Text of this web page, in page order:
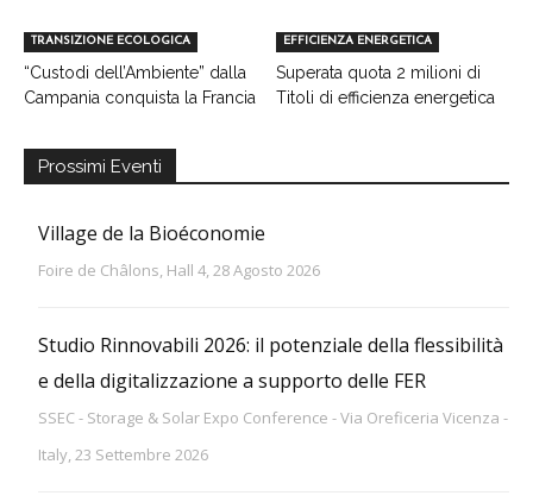
TRANSIZIONE ECOLOGICA
“Custodi dell’Ambiente” dalla
Campania conquista la Francia
EFFICIENZA ENERGETICA
Superata quota 2 milioni di
Titoli di efficienza energetica
Prossimi Eventi
Village de la Bioéconomie
Foire de Châlons, Hall 4, 28 Agosto 2026
Studio Rinnovabili 2026: il potenziale della flessibilità
e della digitalizzazione a supporto delle FER
SSEC - Storage & Solar Expo Conference - Via Oreficeria Vicenza -
Italy, 23 Settembre 2026